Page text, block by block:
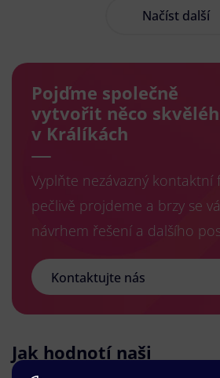
Načíst další
Pojďme společně
vytvořit něco
v Králíkách
Vyplňte nezávazný kontaktní
pečlivě projdeme a brzy se
návrhem řešení a dalšího
Kontaktujte nás
Jak hodnotí naši
práci sami klienti?